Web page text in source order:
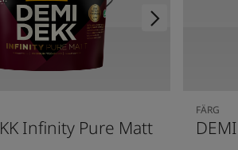
Infinity Pure Matt
FÄRG